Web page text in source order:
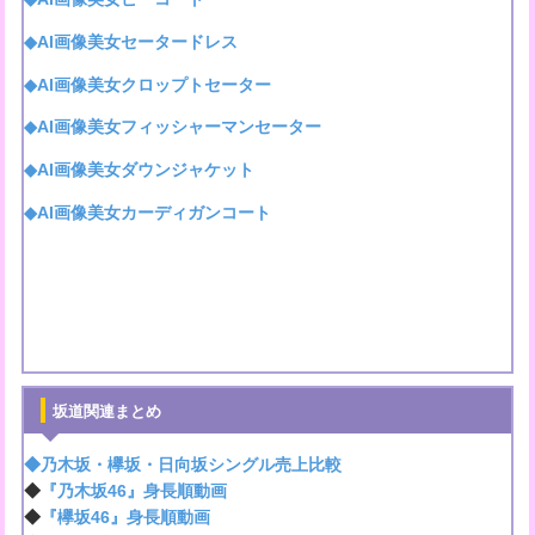
◆AI画像美女セータードレス
◆AI画像美女クロップトセーター
◆AI画像美女フィッシャーマンセーター
◆AI画像美女ダウンジャケット
◆AI画像美女カーディガンコート
坂道関連まとめ
◆乃木坂・欅坂・日向坂シングル売上比較
◆『乃木坂46』身長順動画
◆『欅坂46』身長順動画